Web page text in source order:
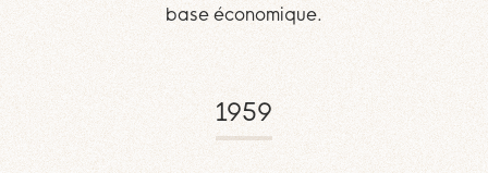
base économique.
1959